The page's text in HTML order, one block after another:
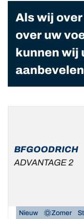
Als wij
over uw
kunnen wij
BFGOODRICH
ADVANTAGE 2
Nieuw Zomer